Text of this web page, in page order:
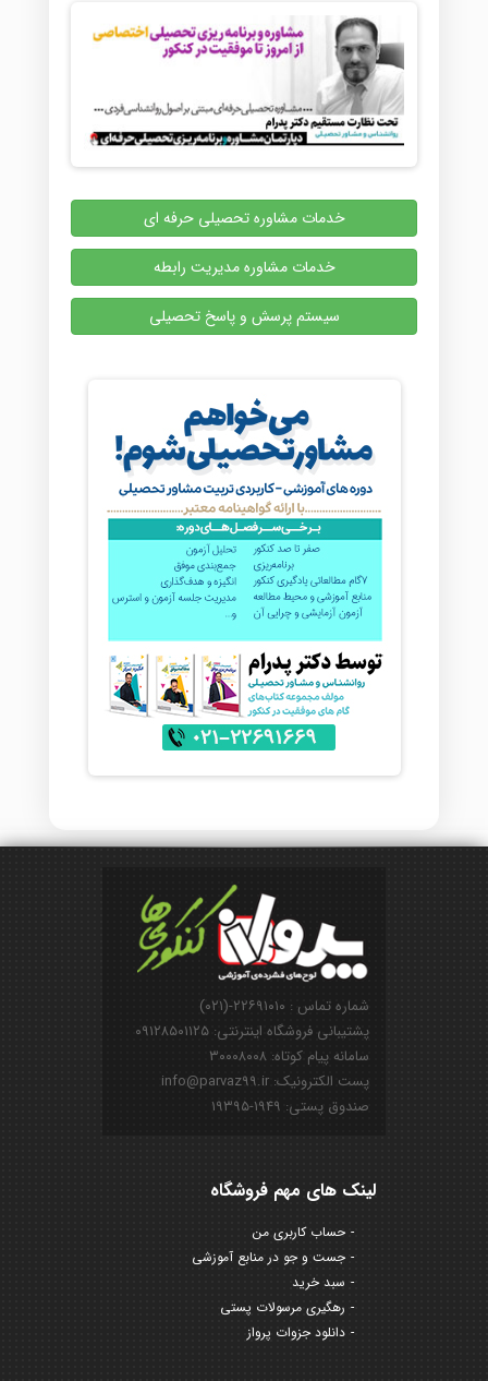
خدمات مشاوره تحصیلی حرفه ای
خدمات مشاوره مدیریت رابطه
سیستم پرسش و پاسخ تحصیلی
شماره تماس : ۲۲۶۹۱۰۱۰-(۰۲۱)
پشتیبانی فروشگاه اینترنتی: ۰۹۱۲۸۵۰۱۱۲۵
سامانه پیام کوتاه: ۳۰۰۰۸۰۰۸
پست الکترونیک: info@parvaz99.ir
صندوق پستی: ۱۹۴۹-۱۹۳۹۵
لینک های مهم فروشگاه
حساب کاربری من
جست و جو در منابع آموزشی
سبد خرید
رهگیری مرسولات پستی
دانلود جزوات پرواز